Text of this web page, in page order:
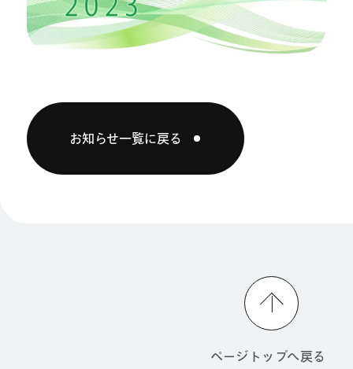
お知らせ一覧に戻る
ページトップへ戻る